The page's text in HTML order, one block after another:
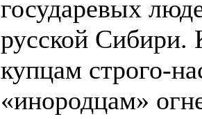
государевых
русской
купцам строго-
«инородцам»